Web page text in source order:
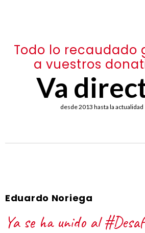
Todo lo recaudado
a vuestros
Va
desde 2013 hasta la actualidad
Eduardo Noriega
Ya se ha unido al